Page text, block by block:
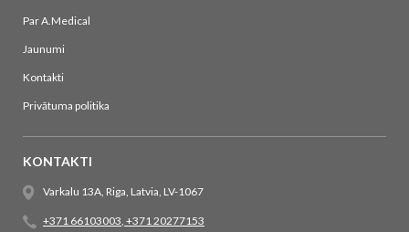
Par A.Medical
Jaunumi
Kontakti
Privātuma politika
KONTAKTI
Varkalu 13A, Riga, Latvia, LV-1067
+371 66103003, +371 20277153